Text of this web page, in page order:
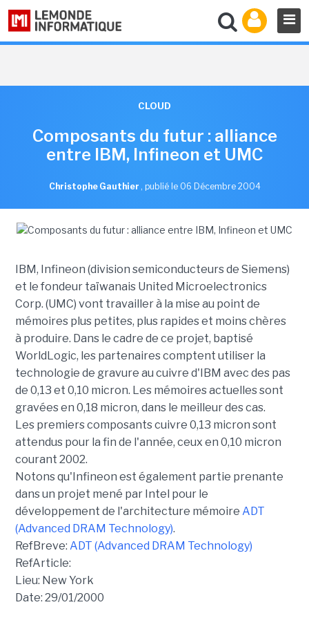
CLOUD
Composants du futur : alliance
entre IBM, Infineon et UMC
Christophe Gauthier , publié le 06 Décembre 2004
IBM, Infineon (division semiconducteurs de Siemens)
et le fondeur taïwanais United Microelectronics
Corp. (UMC) vont travailler à la mise au point de
mémoires plus petites, plus rapides et moins chères
à produire. Dans le cadre de ce projet, baptisé
WorldLogic, les partenaires comptent utiliser la
technologie de gravure au cuivre d'IBM avec des pas
de 0,13 et 0,10 micron. Les mémoires actuelles sont
gravées en 0,18 micron, dans le meilleur des cas.
Les premiers composants cuivre 0,13 micron sont
attendus pour la fin de l'année, ceux en 0,10 micron
courant 2002.
Notons qu'Infineon est également partie prenante
dans un projet mené par Intel pour le
développement de l'architecture mémoire ADT
(Advanced DRAM Technology).
RefBreve: ADT (Advanced DRAM Technology)
RefArticle:
Lieu: New York
Date: 29/01/2000